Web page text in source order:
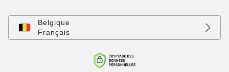
Belgique
Français